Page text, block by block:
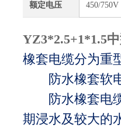
额定电压 450/750V
YZ3*2.5+1*1.5
橡套电缆分为重
防水橡套软
防水橡套电
期浸水及较大的